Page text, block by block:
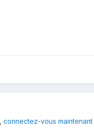
connectez-vous maintenant